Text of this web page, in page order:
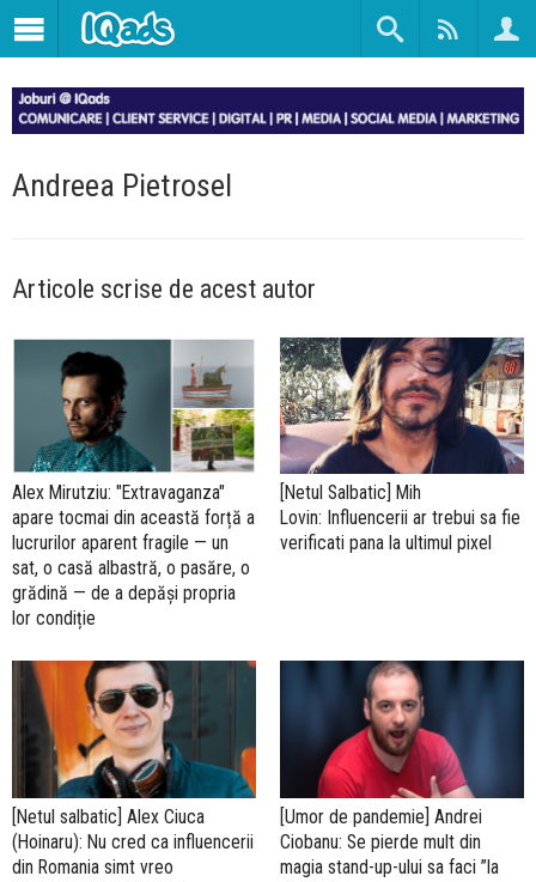
Andreea Pietrosel
Articole scrise de acest autor
Alex Mirutziu: "Extravaganza"
apare tocmai din această forță a
lucrurilor aparent fragile — un
sat, o casă albastră, o pasăre, o
grădină — de a depăși propria
lor condiție
[Netul Salbatic] Mih
Lovin: Influencerii ar trebui sa fie
verificati pana la ultimul pixel
[Netul salbatic] Alex Ciuca
(Hoinaru): Nu cred ca influencerii
din Romania simt vreo
[Umor de pandemie] Andrei
Ciobanu: Se pierde mult din
magia stand-up-ului sa faci ”la